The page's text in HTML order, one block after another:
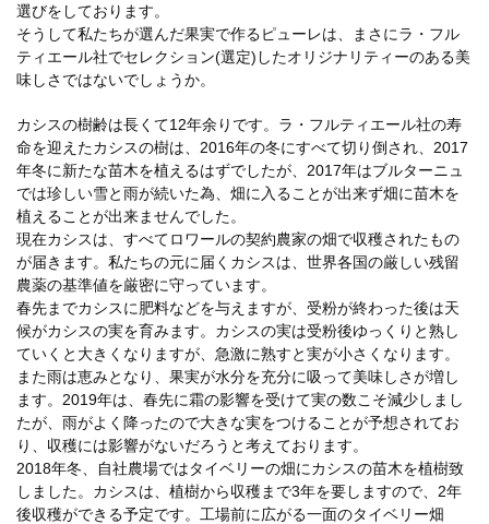
選びをしております。
そうして私たちが選んだ果実で作るピューレは、まさにラ・フル
ティエール社でセレクション(選定)したオリジナリティーのある美
味しさではないでしょうか。
カシスの樹齢は長くて12年余りです。ラ・フルティエール社の寿
命を迎えたカシスの樹は、2016年の冬にすべて切り倒され、2017
年冬に新たな苗木を植えるはずでしたが、2017年はブルターニュ
では珍しい雪と雨が続いた為、畑に入ることが出来ず畑に苗木を
植えることが出来ませんでした。
現在カシスは、すべてロワールの契約農家の畑で収穫されたもの
が届きます。私たちの元に届くカシスは、世界各国の厳しい残留
農薬の基準値を厳密に守っています。
春先までカシスに肥料などを与えますが、受粉が終わった後は天
候がカシスの実を育みます。カシスの実は受粉後ゆっくりと熟し
ていくと大きくなりますが、急激に熟すと実が小さくなります。
また雨は恵みとなり、果実が水分を充分に吸って美味しさが増し
ます。2019年は、春先に霜の影響を受けて実の数こそ減少しまし
たが、雨がよく降ったので大きな実をつけることが予想されてお
り、収穫には影響がないだろうと考えております。
2018年冬、自社農場ではタイベリーの畑にカシスの苗木を植樹致
しました。カシスは、植樹から収穫まで3年を要しますので、2年
後収穫ができる予定です。工場前に広がる一面のタイベリー畑